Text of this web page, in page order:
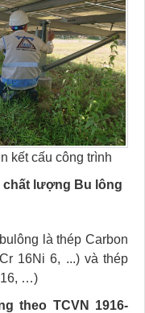
kết cấu công trình
chất lượng Bu lông
là thép Carbon
16Ni 6, ...) và thép
…)
theo TCVN 1916-